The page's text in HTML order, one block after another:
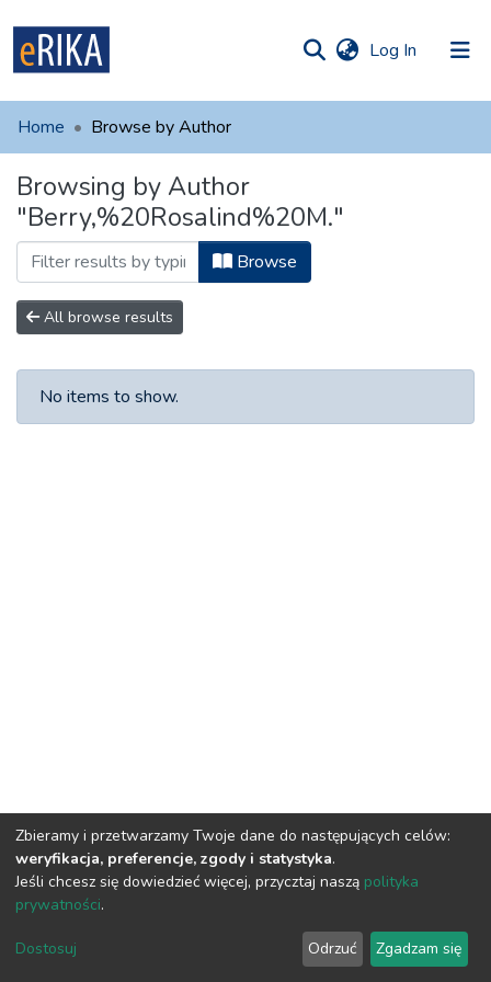
Log In (current)
UAFM
For authors
Help
Contact
Home Browse by Author
Browsing by Author
"Berry,%20Rosalind%20M."
Browse
All browse results
No items to show.
DSpace software copyright © 2002-2026LYRASIS
Privacy policy Regulations
Zbieramy i przetwarzamy Twoje dane do następujących celów:
weryfikacja, preferencje, zgody i statystyka.
Jeśli chcesz się dowiedzieć więcej, przycztaj naszą polityka
prywatności.
Dostosuj Odrzuć Zgadzam się